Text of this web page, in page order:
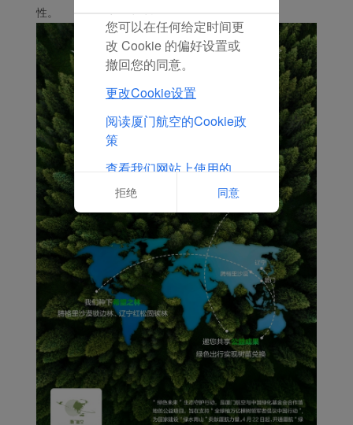
性。
您可以在任何给定时间更
改 Cookie 的偏好设置或
撤回您的同意。
更改Cookie设置
阅读厦门航空的Cookie政
策
查看我们网站上使用的
Cookie的完整列表
拒绝 同意